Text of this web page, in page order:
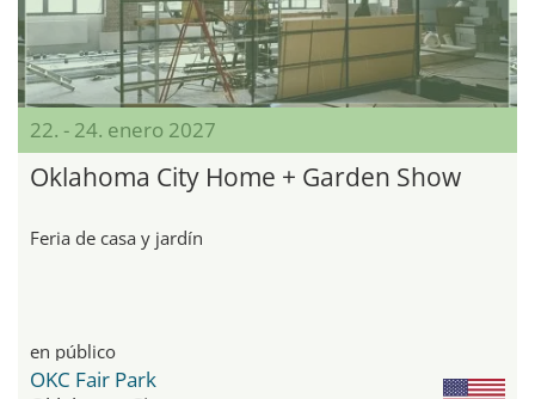
22. - 24. enero 2027
Oklahoma City Home + Garden Show
Feria de casa y jardín
en público
OKC Fair Park